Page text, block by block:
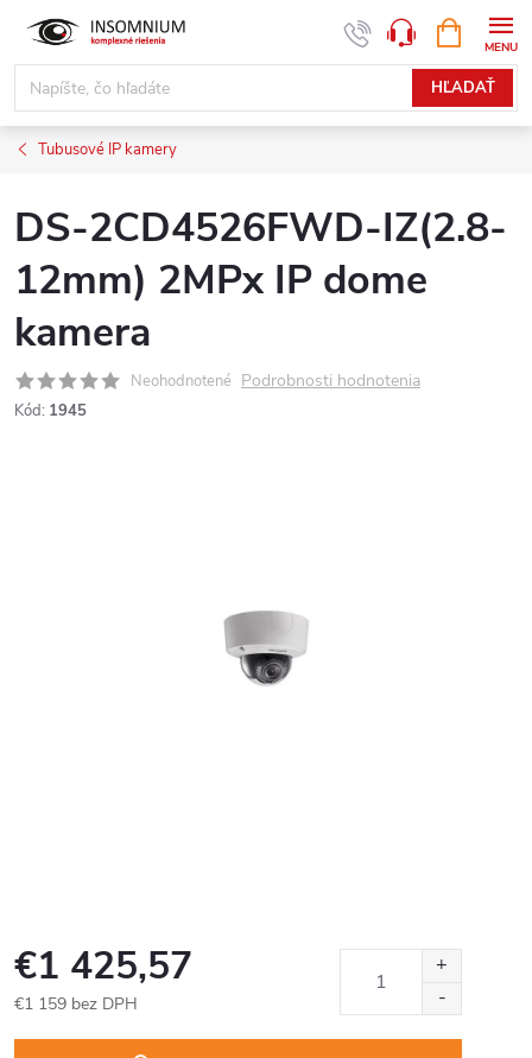
obsah
HĽADAŤ
KOŠÍK
Tubusové IP kamery
DS-2CD4526FWD-IZ(2.8-
12mm) 2MPx IP dome
kamera
Neohodnotené Podrobnosti hodnotenia
Kód: 1945
€1 425,57
€1 159 bez DPH
www.insomnium.sk - Chat